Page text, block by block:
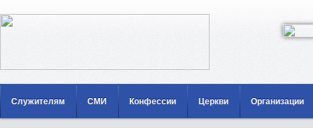
Служителям СМИ Конфессии Церкви Организации